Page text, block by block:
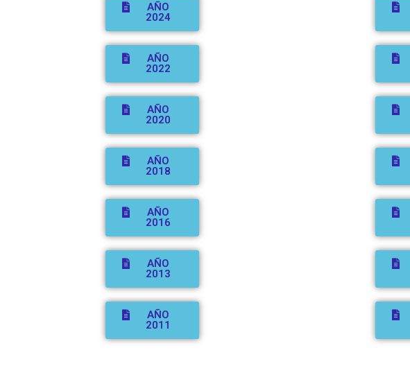
AÑO
2024
AÑO
2022
AÑO
2020
AÑO
2018
AÑO
2016
AÑO
2013
AÑO
2011